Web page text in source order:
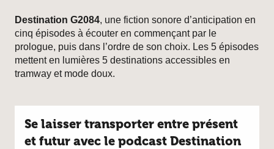
Destination G2084, une fiction sonore d’anticipation en
cinq épisodes à écouter en commençant par le
prologue, puis dans l’ordre de son choix. Les 5 épisodes
mettent en lumières 5 destinations accessibles en
tramway et mode doux.
Se laisser transporter entre présent
et futur avec le podcast Destination